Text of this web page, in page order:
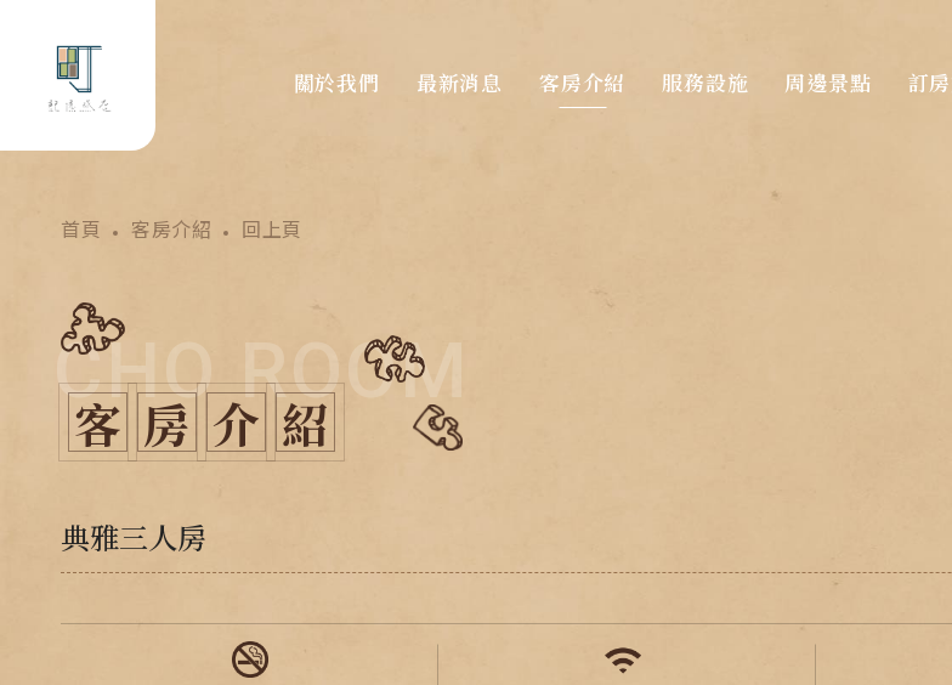
關於我們 最新消息 客房介紹 服務設施 周邊景點 訂
首頁 客房介紹 回上頁
CHO ROOM
客 房 介 紹
典雅三人房